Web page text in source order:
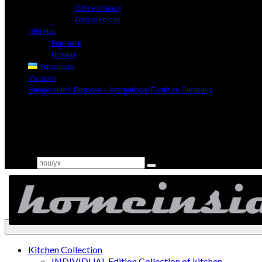
Офісні стільці
Офісні Крісла
Про Нас
Контакти
Новини
Українська
Магазин
Homeinside® Bespoke – International Furniture Company
Kitchen Collection